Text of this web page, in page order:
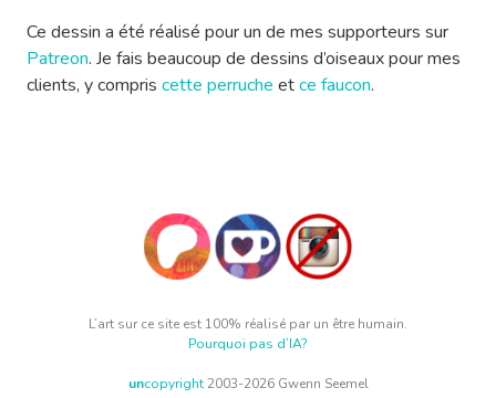
Ce dessin a été réalisé pour un de mes supporteurs sur
Patreon. Je fais beaucoup de dessins d’oiseaux pour mes
clients, y compris cette perruche etce faucon.
L’art sur ce site est 100% réalisé par un être humain.
Pourquoi pas d’IA?
uncopyright2003-2026 Gwenn Seemel